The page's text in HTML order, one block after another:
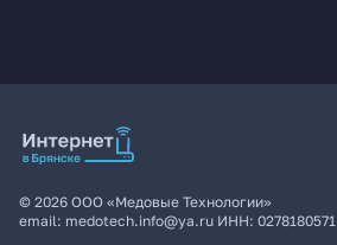
© 2026 ООО «Медовые Технологии»
email: medotech.info@ya.ru ИНН: 0278180571